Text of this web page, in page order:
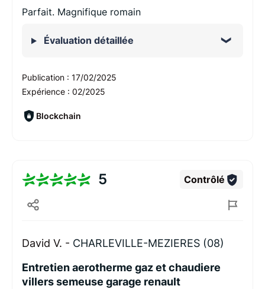
Parfait. Magnifique romain
Évaluation détaillée
Publication : 17/02/2025
Expérience : 02/2025
Blockchain
5 Contrôlé
David V. - CHARLEVILLE-MEZIERES (08)
Entretien aerotherme gaz et chaudiere
villers semeuse garage renault